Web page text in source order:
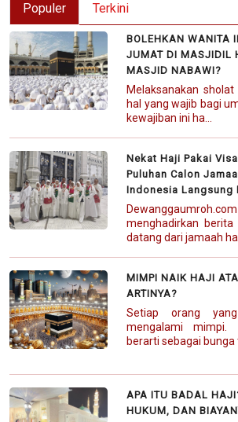
Populer Terkini
BOLEHKAN WANITA
JUMAT DI MASJIDIL
MASJID NABAWI?
Melaksanakan
hal yang wajib bagi
kewajiban ini ha...
Nekat Haji Pakai
Puluhan Calon
Indonesia Langsung
menghadirkan
datang dari jamaah
MIMPI NAIK HAJI
ARTINYA?
Setiap orang
mengalami mimpi.
berarti sebagai bunga
APA ITU BADAL
HUKUM, DAN